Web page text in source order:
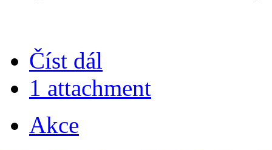
Číst dál
1 attachment
Akce